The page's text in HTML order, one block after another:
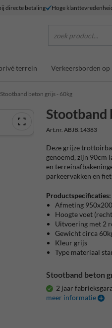
directe betaling Hoge
zoek product...
terrein Verkeersborden op
Stootband beton grijs - 60kg
Stootband
Art.nr. ABJB.14383
Deze grijze
genoemd, zijn 90cm
en
parkeervakken en
Productspecificaties:
Afmeting
Hoogte voet
Uitvoering met 2
Gewicht circa
Kleur grijs
Type materiaal
Stootband beton
2 jaar
meer informatie